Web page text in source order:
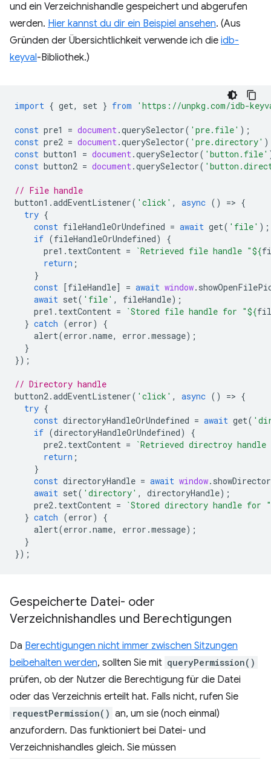
und ein Verzeichnishandle gespeichert und abgerufen
werden. Hier kannst du dir ein Beispiel ansehen. (Aus
Gründen der Übersichtlichkeit verwende ich die idb-
keyval-Bibliothek.)
import { get, set } from 'https://unpkg.com/idb-
const pre1 = document.querySelector( 'pre.file' );
const pre2 = document.querySelector( 'pre.directory'
const button1 = document.querySelector( 'button.file'
const button2 = document.querySelector(
// File handle
button1 .addEventListener( 'click' , async () => {
try {
const fileHandleOrUndefined = await get( 'file' );
if (fileHandleOrUndefined)
{
pre1 . textContent = `Retrieved file handle "${
return ;
}
const [fileHandle] = await window.
await set( 'file' , fileHandle);
pre1 . textContent = `Stored file handle for "${
} catch (error)
{
alert(error .name, error .message);
}
});
// Directory handle
button2.addEventListener( 'click' , async () => {
try {
const directoryHandleOrUndefined = await get(
if (directoryHandleOrUndefined)
{
pre2. textContent =
`Retrieved directroy
return ;
}
const directoryHandle = await window.
await set( 'directory' , directoryHandle);
pre2. textContent =
`Stored directory handle for "
} catch (error)
{
alert(error .name, error .message);
}
});
Gespeicherte Datei- oder
Verzeichnishandles und Berechtigungen
Da Berechtigungen nicht immer zwischen Sitzungen
beibehalten werden, sollten Sie mit queryPermission()
prüfen, ob der Nutzer die Berechtigung für die Datei
oder das Verzeichnis erteilt hat. Falls nicht, rufen Sie
requestPermission() an, um sie (noch einmal)
anzufordern. Das funktioniert bei Datei- und
Verzeichnishandles gleich. Sie müssen